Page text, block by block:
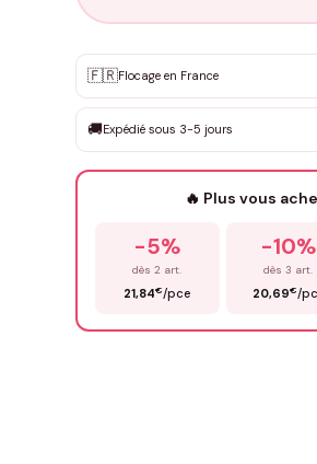
✨ Personnalisation sur mesure
DEVIS GRATUIT ·
Que souhaitez-vous ?
🇫🇷Flocage en France
🚚Expédié sous 3-5 jours
🔥 Plus vous
-5%
dès 2 art.
21,84€/pce
-10%
dès 3 art.
20,69€/